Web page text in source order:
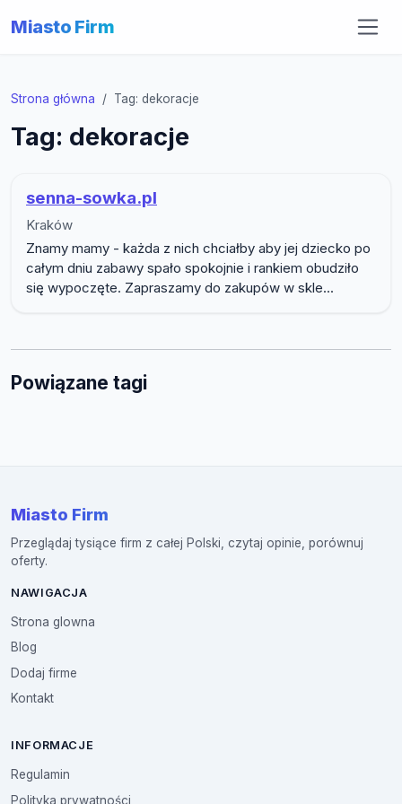
Miasto Firm
Strona główna Tag: dekoracje
Tag: dekoracje
senna-sowka.pl
Kraków
Znamy mamy - każda z nich chciałby aby jej dziecko po
całym dniu zabawy spało spokojnie i rankiem obudziło
się wypoczęte. Zapraszamy do zakupów w skle...
Powiązane tagi
Miasto Firm
Przeglądaj tysiące firm z całej Polski, czytaj opinie, porównuj
oferty.
NAWIGACJA
Strona glowna
Blog
Dodaj firme
Kontakt
INFORMACJE
Regulamin
Polityka prywatności